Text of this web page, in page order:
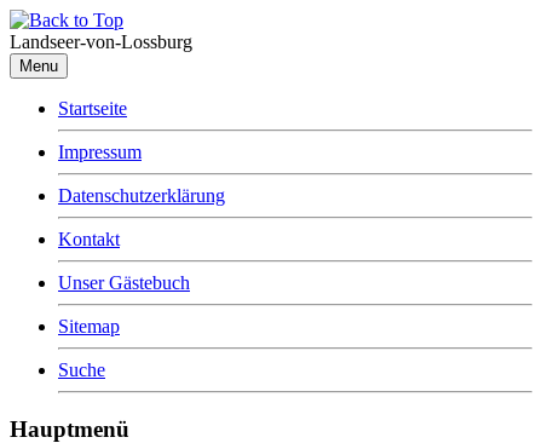
Landseer-von-Lossburg
Menu
Startseite
Impressum
Datenschutzerklärung
Kontakt
Unser Gästebuch
Sitemap
Suche
Hauptmenü